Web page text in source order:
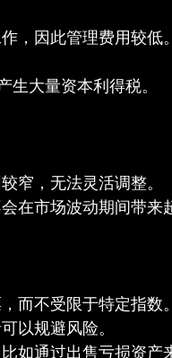
，因此管理费用较低
生大量资本利得税。
窄，无法灵活调整。
在市场波动期间带来
而不受限于特定指数
以规避风险。
如通过出售亏损资产